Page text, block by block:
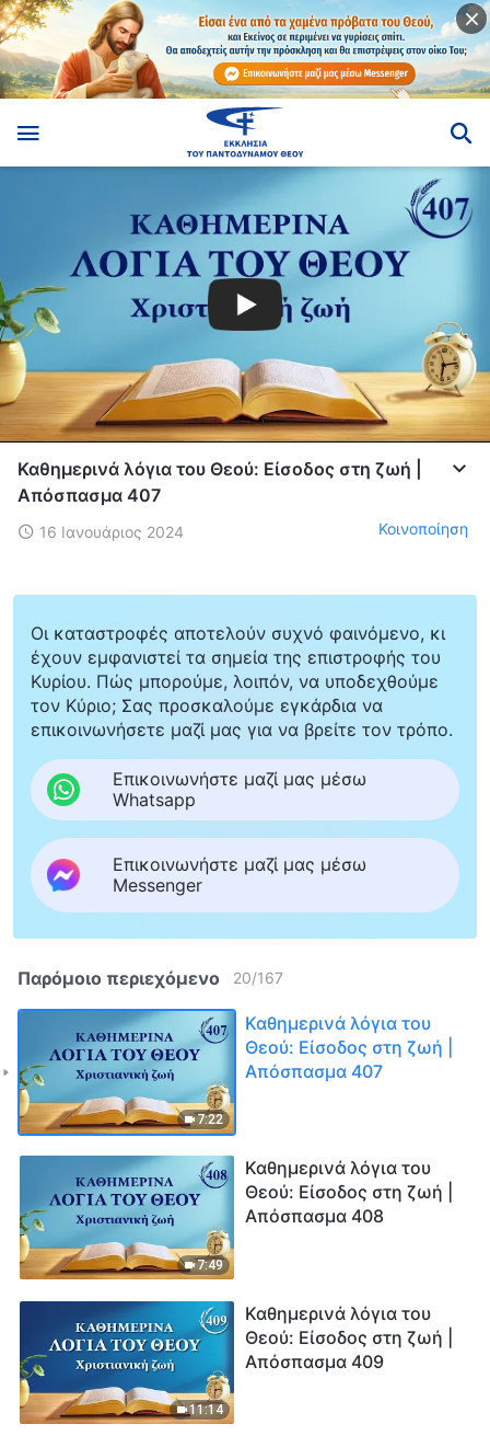
Καθημερινά λόγια του Θεού: Είσοδος στη ζωή |
Απόσπασμα 407
16 Ιανουάριος 2024 Κοινοποίηση
Οι καταστροφές αποτελούν συχνό φαινόμενο, κι
έχουν εμφανιστεί τα σημεία της επιστροφής του
Κυρίου. Πώς μπορούμε, λοιπόν, να υποδεχθούμε
τον Κύριο; Σας προσκαλούμε εγκάρδια να
επικοινωνήσετε μαζί μας για να βρείτε τον τρόπο.
Επικοινωνήστε μαζί μας μέσω
Whatsapp
Επικοινωνήστε μαζί μας μέσω
Messenger
Παρόμοιο περιεχόμενο 20/167
7:22
Καθημερινά λόγια του
Θεού: Είσοδος στη ζωή |
Απόσπασμα 407
7:49
Καθημερινά λόγια του
Θεού: Είσοδος στη ζωή |
Απόσπασμα 408
11:14
Καθημερινά λόγια του
Θεού: Είσοδος στη ζωή |
Απόσπασμα 409